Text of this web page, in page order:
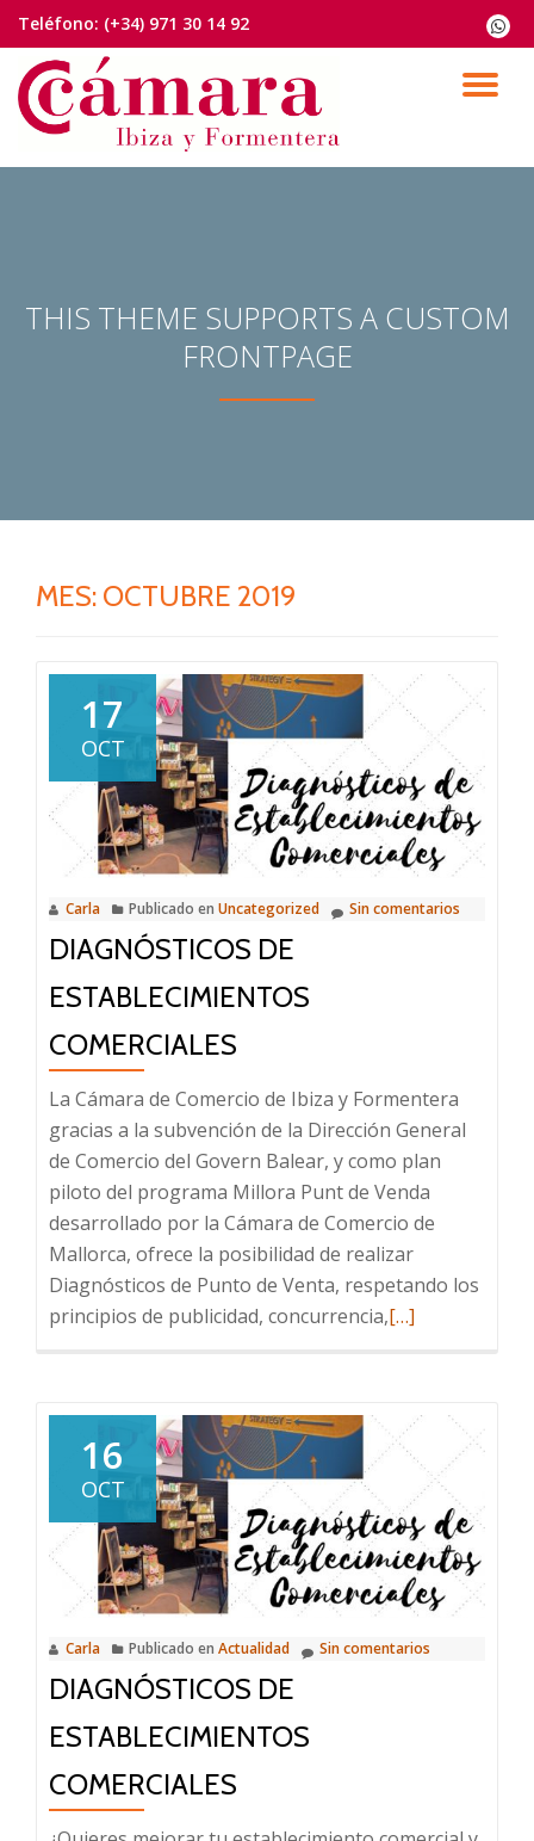
Saltar
contenido
Teléfono: (+34) 971 30 14 92
fa-
THIS THEME SUPPORTS A CUSTOM
FRONTPAGE
MES: OCTUBRE 2019
17
OCT
Carla Publicado en Uncategorized Sin comentarios
DIAGNÓSTICOS DE
ESTABLECIMIENTOS
COMERCIALES
La Cámara de Comercio de Ibiza y Formentera
gracias a la subvención de la Dirección General
de Comercio del Govern Balear, y como plan
piloto del programa Millora Punt de Venda
desarrollado por la Cámara de Comercio de
Mallorca, ofrece la posibilidad de realizar
Diagnósticos de Punto de Venta, respetando los
principios de publicidad, concurrencia,Leer
DE
COMERCIALES
[…]
16
OCT
Carla Publicado en Actualidad Sin comentarios
DIAGNÓSTICOS DE
ESTABLECIMIENTOS
COMERCIALES